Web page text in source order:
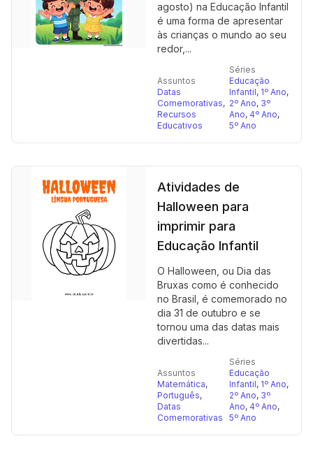
agosto) na Educação Infantil
é uma forma de apresentar
às crianças o mundo ao seu
redor,...
Assuntos
Datas
Comemorativas,
Recursos
Educativos
Séries
Educação
Infantil, 1º Ano,
2º Ano, 3º
Ano, 4º Ano,
5º Ano
Atividades de
Halloween para
imprimir para
Educação Infantil
O Halloween, ou Dia das
Bruxas como é conhecido
no Brasil, é comemorado no
dia 31 de outubro e se
tornou uma das datas mais
divertidas...
Assuntos
Matemática,
Português,
Datas
Comemorativas
Séries
Educação
Infantil, 1º Ano,
2º Ano, 3º
Ano, 4º Ano,
5º Ano